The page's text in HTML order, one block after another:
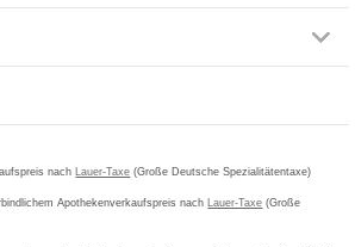
nach Lauer-Taxe (Große Deutsche Spezialitätentaxe)
Apothekenverkaufspreis nach Lauer-Taxe (Große